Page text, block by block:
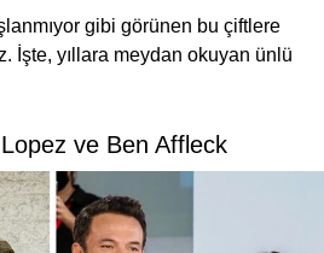
gibi görünen bu çiftlere
İşte, yıllara meydan okuyan ünlü
ve Ben Affleck